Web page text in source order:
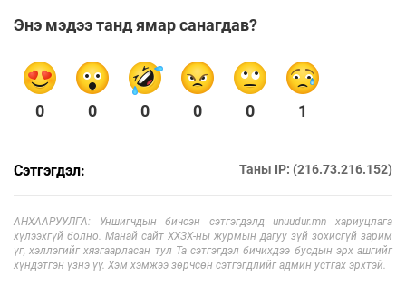
Энэ мэдээ танд ямар санагдав?
0 0 0 0 0 1
Сэтгэгдэл: Таны IP: (216.73.216.152)
АНХААРУУЛГА: Уншигчдын бичсэн сэтгэгдэлд unuudur.mn хариуцлага
хүлээхгүй болно. Манай сайт ХХЗХ-ны журмын дагуу зүй зохисгүй зарим
үг, хэллэгийг хязгаарласан тул Та сэтгэгдэл бичихдээ бусдын эрх ашгийг
хүндэтгэн үзнэ үү. Хэм хэмжээ зөрчсөн сэтгэгдлийг админ устгах эрхтэй.